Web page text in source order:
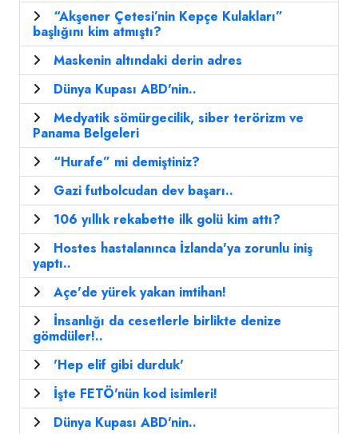
“Akşener Çetesi’nin Kepçe Kulakları”
başlığını kim atmıştı?
Maskenin altındaki derin adres
Dünya Kupası ABD'nin..
Medyatik sömürgecilik, siber terörizm ve
Panama Belgeleri
“Hurafe” mi demiştiniz?
Gazi futbolcudan dev başarı..
106 yıllık rekabette ilk golü kim attı?
Hostes hastalanınca İzlanda'ya zorunlu iniş
yaptı..
Açe'de yürek yakan imtihan!
İnsanlığı da cesetlerle birlikte denize
gömdüler!..
'Hep elif gibi durduk'
İşte FETÖ'nün kod isimleri!
Dünya Kupası ABD'nin..